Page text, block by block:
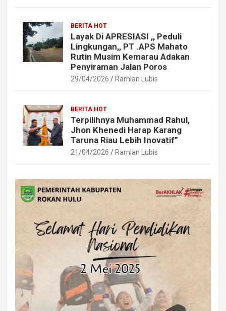
BERITA HOT
Layak Di APRESIASI ,, Peduli
Lingkungan,, PT .APS Mahato
Rutin Musim Kemarau Adakan
Penyiraman Jalan Poros
29/04/2026 Ramlan Lubis
BERITA HOT
Terpilihnya Muhammad Rahul,
Jhon Khenedi Harap Karang
Taruna Riau Lebih Inovatif”
21/04/2026 Ramlan Lubis